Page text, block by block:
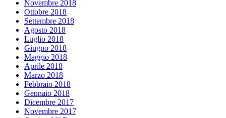
Novembre 2018
Ottobre 2018
Settembre 2018
Agosto 2018
Luglio 2018
Giugno 2018
Maggio 2018
Aprile 2018
Marzo 2018
Febbraio 2018
Gennaio 2018
Dicembre 2017
Novembre 2017